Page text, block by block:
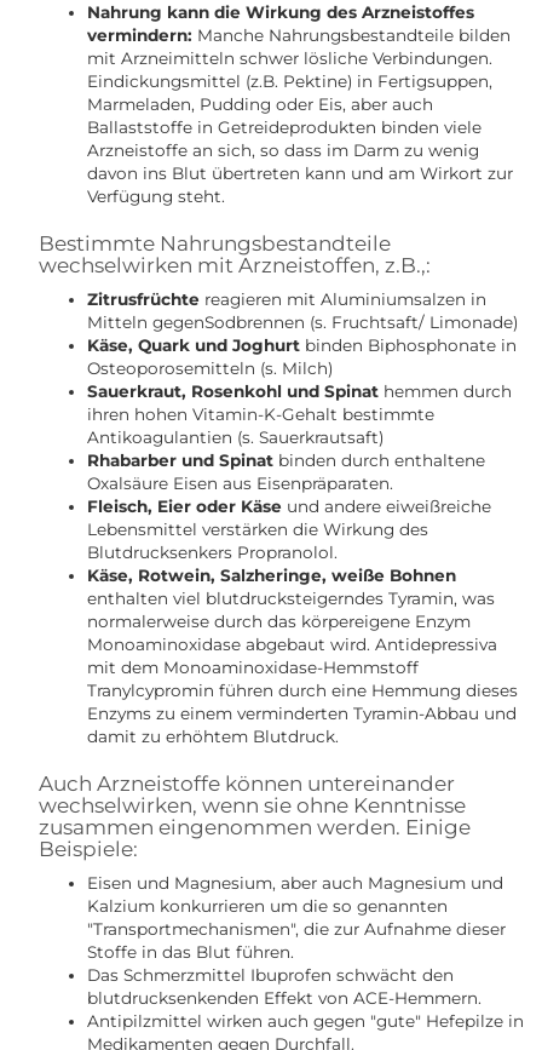
Nahrung kann die Wirkung des Arzneistoffes
vermindern: Manche Nahrungsbestandteile bilden
mit Arzneimitteln schwer lösliche Verbindungen.
Eindickungsmittel (z.B. Pektine) in Fertigsuppen,
Marmeladen, Pudding oder Eis, aber auch
Ballaststoffe in Getreideprodukten binden viele
Arzneistoffe an sich, so dass im Darm zu wenig
davon ins Blut übertreten kann und am Wirkort zur
Verfügung steht.
Bestimmte Nahrungsbestandteile
wechselwirken mit Arzneistoffen, z.B.,:
Zitrusfrüchte reagieren mit Aluminiumsalzen in
Mitteln gegenSodbrennen (s. Fruchtsaft/ Limonade)
Käse, Quark und Joghurt binden Biphosphonate in
Osteoporosemitteln (s. Milch)
Sauerkraut, Rosenkohl und Spinat hemmen durch
ihren hohen Vitamin-K-Gehalt bestimmte
Antikoagulantien (s. Sauerkrautsaft)
Rhabarber und Spinat binden durch enthaltene
Oxalsäure Eisen aus Eisenpräparaten.
Fleisch, Eier oder Käse und andere eiweißreiche
Lebensmittel verstärken die Wirkung des
Blutdrucksenkers Propranolol.
Käse, Rotwein, Salzheringe, weiße Bohnen
enthalten viel blutdrucksteigerndes Tyramin, was
normalerweise durch das körpereigene Enzym
Monoaminoxidase abgebaut wird. Antidepressiva
mit dem Monoaminoxidase-Hemmstoff
Tranylcypromin führen durch eine Hemmung dieses
Enzyms zu einem verminderten Tyramin-Abbau und
damit zu erhöhtem Blutdruck.
Auch Arzneistoffe können untereinander
wechselwirken, wenn sie ohne Kenntnisse
zusammen eingenommen werden. Einige
Beispiele:
Eisen und Magnesium, aber auch Magnesium und
Kalzium konkurrieren um die so genannten
"Transportmechanismen", die zur Aufnahme dieser
Stoffe in das Blut führen.
Das Schmerzmittel Ibuprofen schwächt den
blutdrucksenkenden Effekt von ACE-Hemmern.
Antipilzmittel wirken auch gegen "gute" Hefepilze in
Medikamenten gegen Durchfall.